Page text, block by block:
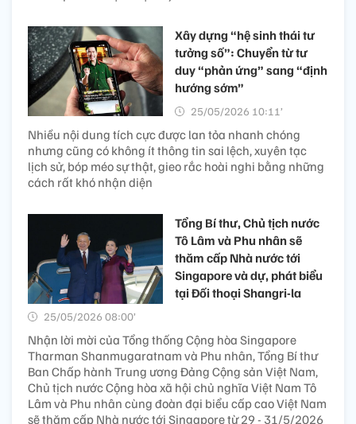
Xây dựng “hệ sinh thái tư
tưởng số”: Chuyển từ tư
duy “phản ứng” sang “định
hướng sớm”
25/05/2026 10:11’
Nhiều nội dung tích cực được lan tỏa nhanh chóng
nhưng cũng có không ít thông tin sai lệch, xuyên tạc
lịch sử, bóp méo sự thật, gieo rắc hoài nghi bằng những
cách rất khó nhận diện
Tổng Bí thư, Chủ tịch nước
Tô Lâm và Phu nhân sẽ
thăm cấp Nhà nước tới
Singapore và dự, phát biểu
tại Đối thoại Shangri-la
25/05/2026 08:00’
Nhận lời mời của Tổng thống Cộng hòa Singapore
Tharman Shanmugaratnam và Phu nhân, Tổng Bí thư
Ban Chấp hành Trung ương Đảng Cộng sản Việt Nam,
Chủ tịch nước Cộng hòa xã hội chủ nghĩa Việt Nam Tô
Lâm và Phu nhân cùng đoàn đại biểu cấp cao Việt Nam
sẽ thăm cấp Nhà nước tới Singapore từ 29 - 31/5/2026